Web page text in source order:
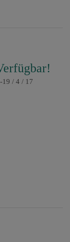
19 / 4 / 17